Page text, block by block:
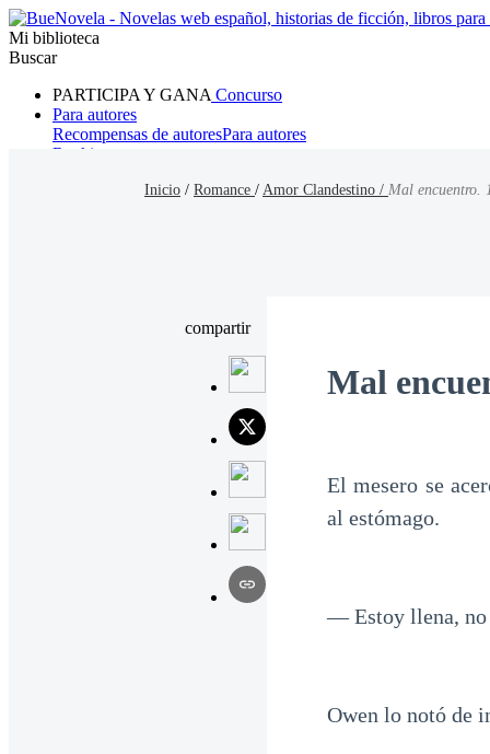
Mi biblioteca
Buscar
PARTICIPA Y GANA Concurso
Para autores
Recompensas de autoresPara autores
Ranking
Inicio / Romance / Amor Clandestino / Mal encuentro. 1
compartir
Mal
El mesero se
al estómago.
— Estoy llena, no
Owen lo notó de